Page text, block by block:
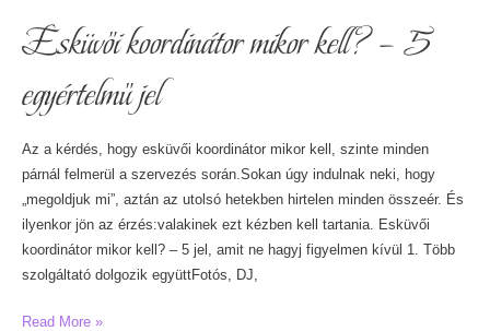
Esküvői koordinátor mikor kell? – 5
egyértelmű jel
Az a kérdés, hogy esküvői koordinátor mikor kell, szinte minden
párnál felmerül a szervezés során.Sokan úgy indulnak neki, hogy
„megoldjuk mi”, aztán az utolsó hetekben hirtelen minden összeér. És
ilyenkor jön az érzés:valakinek ezt kézben kell tartania. Esküvői
koordinátor mikor kell? – 5 jel, amit ne hagyj figyelmen kívül 1. Több
szolgáltató dolgozik együttFotós, DJ,
Esküvői
Read More »